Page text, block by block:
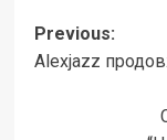
Post
Previous:
Alexjazz